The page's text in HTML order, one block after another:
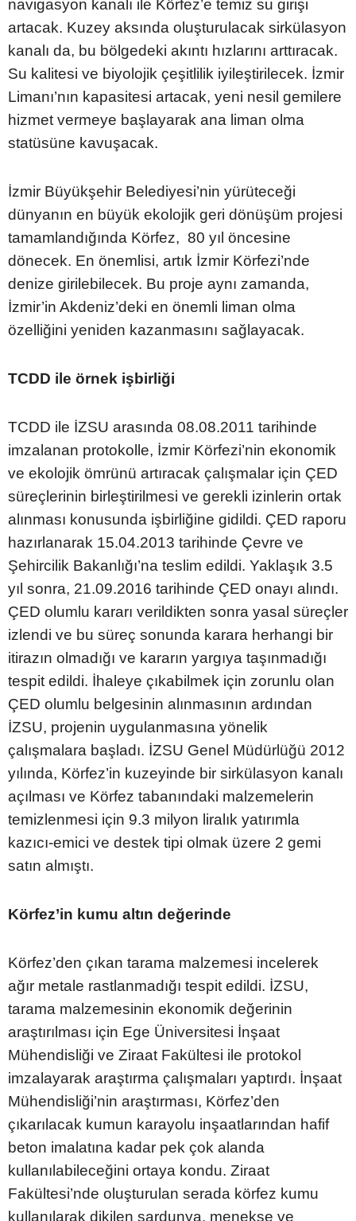
navigasyon kanalı ile Körfez’e temiz su girişi
artacak. Kuzey aksında oluşturulacak sirkülasyon
kanalı da, bu bölgedeki akıntı hızlarını arttıracak.
Su kalitesi ve biyolojik çeşitlilik iyileştirilecek. İzmir
Limanı’nın kapasitesi artacak, yeni nesil gemilere
hizmet vermeye başlayarak ana liman olma
statüsüne kavuşacak.
İzmir Büyükşehir Belediyesi’nin yürüteceği
dünyanın en büyük ekolojik geri dönüşüm projesi
tamamlandığında Körfez, 80 yıl öncesine
dönecek. En önemlisi, artık İzmir Körfezi’nde
denize girilebilecek. Bu proje aynı zamanda,
İzmir’in Akdeniz’deki en önemli liman olma
özelliğini yeniden kazanmasını sağlayacak.
TCDD ile örnek işbirliği
TCDD ile İZSU arasında 08.08.2011 tarihinde
imzalanan protokolle, İzmir Körfezi’nin ekonomik
ve ekolojik ömrünü artıracak çalışmalar için ÇED
süreçlerinin birleştirilmesi ve gerekli izinlerin ortak
alınması konusunda işbirliğine gidildi. ÇED raporu
hazırlanarak 15.04.2013 tarihinde Çevre ve
Şehircilik Bakanlığı’na teslim edildi. Yaklaşık 3.5
yıl sonra, 21.09.2016 tarihinde ÇED onayı alındı.
ÇED olumlu kararı verildikten sonra yasal süreçler
izlendi ve bu süreç sonunda karara herhangi bir
itirazın olmadığı ve kararın yargıya taşınmadığı
tespit edildi. İhaleye çıkabilmek için zorunlu olan
ÇED olumlu belgesinin alınmasının ardından
İZSU, projenin uygulanmasına yönelik
çalışmalara başladı. İZSU Genel Müdürlüğü 2012
yılında, Körfez’in kuzeyinde bir sirkülasyon kanalı
açılması ve Körfez tabanındaki malzemelerin
temizlenmesi için 9.3 milyon liralık yatırımla
kazıcı-emici ve destek tipi olmak üzere 2 gemi
satın almıştı.
Körfez’in kumu altın değerinde
Körfez’den çıkan tarama malzemesi incelerek
ağır metale rastlanmadığı tespit edildi. İZSU,
tarama malzemesinin ekonomik değerinin
araştırılması için Ege Üniversitesi İnşaat
Mühendisliği ve Ziraat Fakültesi ile protokol
imzalayarak araştırma çalışmaları yaptırdı. İnşaat
Mühendisliği’nin araştırması, Körfez’den
çıkarılacak kumun karayolu inşaatlarından hafif
beton imalatına kadar pek çok alanda
kullanılabileceğini ortaya kondu. Ziraat
Fakültesi’nde oluşturulan serada körfez kumu
kullanılarak dikilen sardunya, menekşe ve